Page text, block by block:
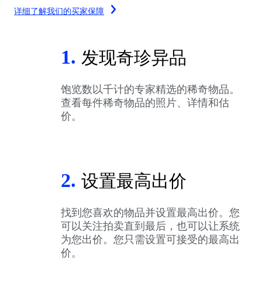
详细了解我们的买家保障
1. 发现奇珍异品
饱览数以千计的专家精选的稀奇物品。
查看每件稀奇物品的照片、详情和估
价。
2. 设置最高出价
找到您喜欢的物品并设置最高出价。您
可以关注拍卖直到最后，也可以让系统
为您出价。您只需设置可接受的最高出
价。